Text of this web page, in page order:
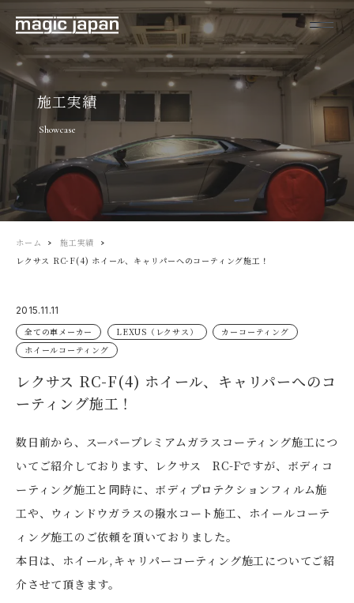
施工実績
Showcase
ホーム
施工実績
レクサス RC-F(4) ホイール、キャリパーへのコーティング施工！
2015.11.11
全ての車メーカー
LEXUS（レクサス）
カーコーティング
ホイールコーティング
レクサス RC-F(4) ホイール、キャリパーへのコ
ーティング施工！
数日前から、スーパープレミアムガラスコーティング施工につ
いてご紹介しております、レクサス RC-Fですが、ボディコ
ーティング施工と同時に、ボディプロテクションフィルム施
工や、ウィンドウガラスの撥水コート施工、ホイールコーテ
ィング施工のご依頼を頂いておりました。
本日は、ホイール,キャリパーコーティング施工についてご紹
介させて頂きます。